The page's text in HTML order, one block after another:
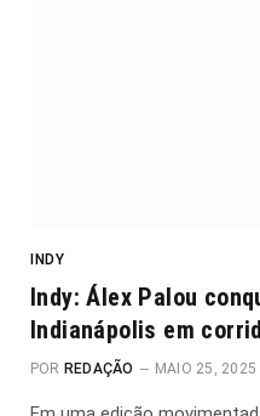
INDY
Indy: Álex Palou
Indianápolis em
POR REDAÇÃO MAIO 25, 2025